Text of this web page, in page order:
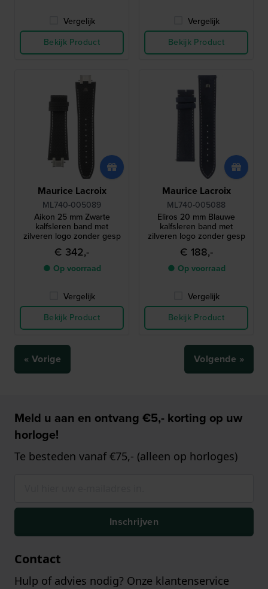
Vergelijk
Bekijk Product
Vergelijk
Bekijk Product
Maurice Lacroix
ML740-005089
Aikon 25 mm Zwarte
kalfsleren band met
zilveren logo zonder gesp
€ 342,-
● Op voorraad
Vergelijk
Bekijk Product
Maurice Lacroix
ML740-005088
Eliros 20 mm Blauwe
kalfsleren band met
zilveren logo zonder gesp
€ 188,-
● Op voorraad
Vergelijk
Bekijk Product
« Vorige Volgende »
Meld u aan en ontvang €5,- korting op uw
horloge!
Te besteden vanaf €75,- (alleen op horloges)
Inschrijven
Contact
Hulp of advies nodig? Onze klantenservice